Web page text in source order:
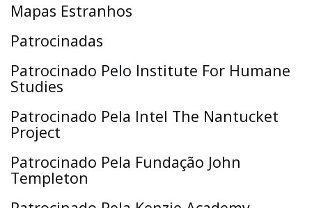
Mapas Estranhos
Patrocinadas
Patrocinado Pelo Institute For Humane
Studies
Patrocinado Pela Intel The Nantucket
Project
Patrocinado Pela Fundação John
Templeton